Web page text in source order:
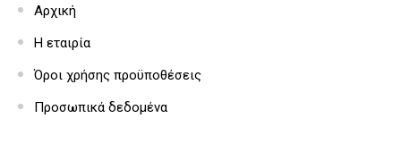
Αρχική
Η εταιρία
Όροι χρήσης προϋποθέσεις
Προσωπικά δεδομένα